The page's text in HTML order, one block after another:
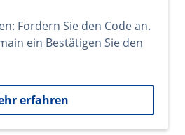
Fordern Sie den Code an.
ein Bestätigen Sie den
erfahren